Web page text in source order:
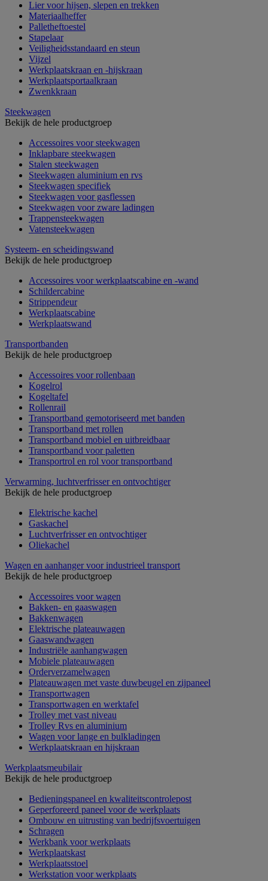
Lier voor hijsen, slepen en trekken
Materiaalheffer
Palletheftoestel
Stapelaar
Veiligheidsstandaard en steun
Vijzel
Werkplaatskraan en -hijskraan
Werkplaatsportaalkraan
Zwenkkraan
Steekwagen
Bekijk de hele productgroep
Accessoires voor steekwagen
Inklapbare steekwagen
Stalen steekwagen
Steekwagen aluminium en rvs
Steekwagen specifiek
Steekwagen voor gasflessen
Steekwagen voor zware ladingen
Trappensteekwagen
Vatensteekwagen
Systeem- en scheidingswand
Bekijk de hele productgroep
Accessoires voor werkplaatscabine en -wand
Schildercabine
Strippendeur
Werkplaatscabine
Werkplaatswand
Transportbanden
Bekijk de hele productgroep
Accessoires voor rollenbaan
Kogelrol
Kogeltafel
Rollenrail
Transportband gemotoriseerd met banden
Transportband met rollen
Transportband mobiel en uitbreidbaar
Transportband voor paletten
Transportrol en rol voor transportband
Verwarming, luchtverfrisser en ontvochtiger
Bekijk de hele productgroep
Elektrische kachel
Gaskachel
Luchtverfrisser en ontvochtiger
Oliekachel
Wagen en aanhanger voor industrieel transport
Bekijk de hele productgroep
Accessoires voor wagen
Bakken- en gaaswagen
Bakkenwagen
Elektrische plateauwagen
Gaaswandwagen
Industriële aanhangwagen
Mobiele plateauwagen
Orderverzamelwagen
Plateauwagen met vaste duwbeugel en zijpaneel
Transportwagen
Transportwagen en werktafel
Trolley met vast niveau
Trolley Rvs en aluminium
Wagen voor lange en bulkladingen
Werkplaatskraan en hijskraan
Werkplaatsmeubilair
Bekijk de hele productgroep
Bedieningspaneel en kwaliteitscontrolepost
Geperforeerd paneel voor de werkplaats
Ombouw en uitrusting van bedrijfsvoertuigen
Schragen
Werkbank voor werkplaats
Werkplaatskast
Werkplaatsstoel
Werkstation voor werkplaats